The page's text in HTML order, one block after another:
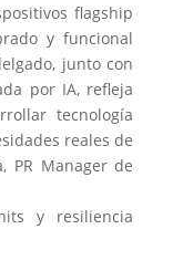
flagship
y funcional
junto con
por IA, refleja
tecnología
reales de
PR Manager de
y resiliencia